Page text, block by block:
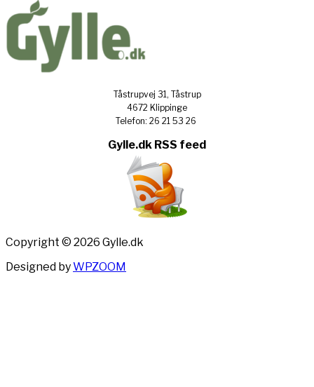
Tåstrupvej 31, Tåstrup
4672 Klippinge
Telefon: 26 21 53 26
Gylle.dk RSS feed
Copyright © 2026 Gylle.dk
Designed byWPZOOM